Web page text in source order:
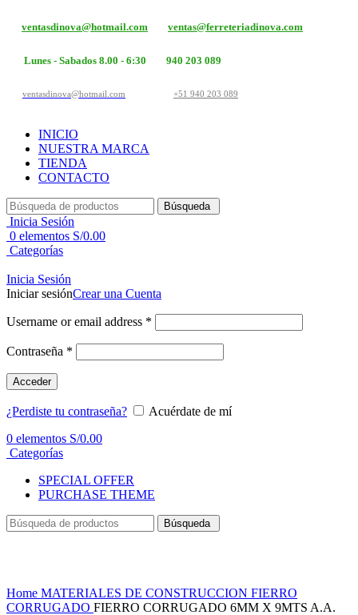
ventasdinova@hotmail.com ventas@ferreteriadinova.com
Lunes - Sabados 8.00 - 6:30 940 203 089
ventasdinova@hotmail.com +51 940 203 089
INICIO
NUESTRA MARCA
TIENDA
CONTACTO
Búsqueda
Inicia Sesión
0 elementos S/0.00
Categorías
Inicia Sesión
Iniciar sesiónCrear una Cuenta
Username or email address *
Contraseña *
Acceder
¿Perdiste tu contraseña?
Acuérdate de mí
0 elementos S/0.00
Categorías
SPECIAL OFFER
PURCHASE THEME
Búsqueda
Home MATERIALES DE CONSTRUCCION FIERRO
CORRUGADO FIERRO CORRUGADO 6MM X 9MTS A.A.